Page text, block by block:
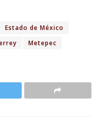
Estado de México
Metepec